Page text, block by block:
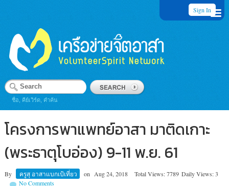
Sign In
ชื่อ, คีย์เวิร์ด, คำค้น
โครงการพาแพทย์อาสา มาติดเกาะ
(พระธาตุโบอ่อง) 9-11 พ.ย. 61
By ครูสุ อาสาแบกเป้เที่ยว on Aug 24, 2018 Total Views: 7789 Daily Views: 3
No Comments